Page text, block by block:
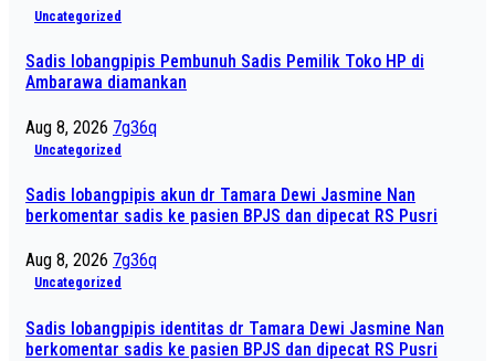
Uncategorized
Sadis lobangpipis Pembunuh Sadis Pemilik Toko HP di
Ambarawa diamankan
Aug 8, 2026 7g36q
Uncategorized
Sadis lobangpipis akun dr Tamara Dewi Jasmine Nan
berkomentar sadis ke pasien BPJS dan dipecat RS Pusri
Aug 8, 2026 7g36q
Uncategorized
Sadis lobangpipis identitas dr Tamara Dewi Jasmine Nan
berkomentar sadis ke pasien BPJS dan dipecat RS Pusri